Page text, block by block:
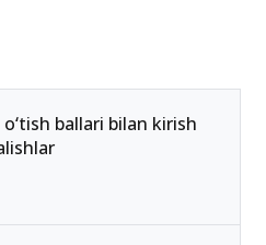
ballari bilan kirish